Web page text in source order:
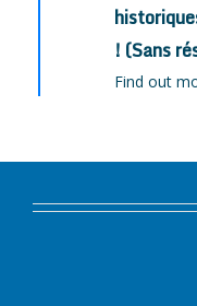
! (Sans
Find out